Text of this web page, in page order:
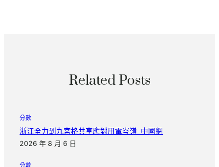
Related Posts
分數
浙江全力到九宮格共享應對用電岑嶺_中國網
2026 年 8 月 6 日
分數